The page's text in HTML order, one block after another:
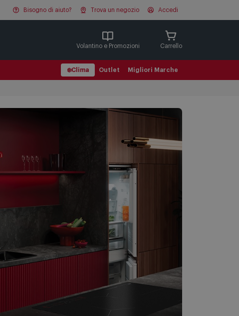
Bisogno di aiuto? Trova un negozio Accedi
Volantino e Promozioni Carrello
❄️Clima Outlet Migliori Marche